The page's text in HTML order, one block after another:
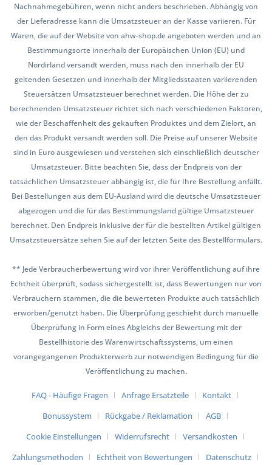
Nachnahmegebühren, wenn nicht anders beschrieben. Abhängig von
der Lieferadresse kann die Umsatzsteuer an der Kasse variieren. Für
Waren, die auf der Website von ahw-shop.de angeboten werden und an
Bestimmungsorte innerhalb der Europäischen Union (EU) und
Nordirland versandt werden, muss nach den innerhalb der EU
geltenden Gesetzen und innerhalb der Mitgliedsstaaten variierenden
Steuersätzen Umsatzsteuer berechnet werden. Die Höhe der zu
berechnenden Umsatzsteuer richtet sich nach verschiedenen Faktoren,
wie der Beschaffenheit des gekauften Produktes und dem Zielort, an
den das Produkt versandt werden soll. Die Preise auf unserer Website
sind in Euro ausgewiesen und verstehen sich einschließlich deutscher
Umsatzsteuer. Bitte beachten Sie, dass der Endpreis von der
tatsächlichen Umsatzsteuer abhängig ist, die für Ihre Bestellung anfällt.
Bei Bestellungen aus dem EU-Ausland wird die deutsche Umsatzsteuer
abgezogen und die für das Bestimmungsland gültige Umsatzsteuer
berechnet. Den Endpreis inklusive der für die bestellten Artikel gültigen
Umsatzsteuersätze sehen Sie auf der letzten Seite des Bestellformulars.
** Jede Verbraucherbewertung wird vor ihrer Veröffentlichung auf ihre
Echtheit überprüft, sodass sichergestellt ist, dass Bewertungen nur von
Verbrauchern stammen, die die bewerteten Produkte auch tatsächlich
erworben/genutzt haben. Die Überprüfung geschieht durch manuelle
Überprüfung in Form eines Abgleichs der Bewertung mit der
Bestellhistorie des Warenwirtschaftssystems, um einen
vorangegangenen Produkterwerb zur notwendigen Bedingung für die
Veröffentlichung zu machen.
FAQ - Häufige Fragen Anfrage Ersatzteile
Kontakt
Bonussystem
Rückgabe / Reklamation
AGB
Cookie Einstellungen
Widerrufsrecht
Versandkosten
Zahlungsmethoden
Echtheit von Bewertungen Datenschutz